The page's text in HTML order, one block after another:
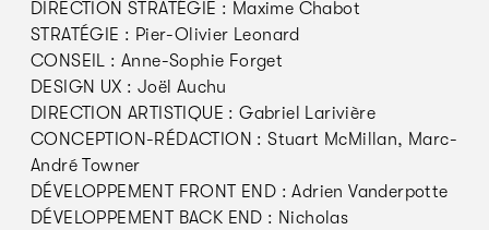
DIRECTION STRATÉGIE : Maxime Chabot
STRATÉGIE : Pier-Olivier Leonard
CONSEIL : Anne-Sophie Forget
DESIGN UX : Joël Auchu
DIRECTION ARTISTIQUE : Gabriel Larivière
CONCEPTION-RÉDACTION : Stuart McMillan, Marc-
André Towner
DÉVELOPPEMENT FRONT END : Adrien Vanderpotte
DÉVELOPPEMENT BACK END : Nicholas